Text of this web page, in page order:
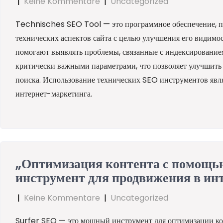
Technisches SEO Tool — это программное обеспечение,
технических аспектов сайта с целью улучшения его
помогают выявлять проблемы, связанные с
критически важными параметрами, что позволяет улучшить
поиска. Использование технических SEO инструментов
интернет-маркетинга.
„Оптимизация контента с
инструмент для продвижения в
| Keine Kommentare | Uncategorized